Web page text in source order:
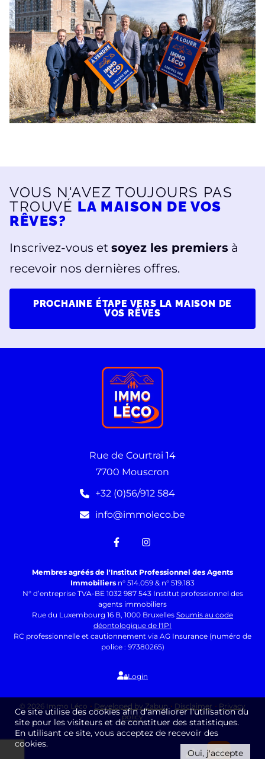
VOUS N'AVEZ TOUJOURS PAS
TROUVÉ LA MAISON DE VOS
RÊVES?
Inscrivez-vous et soyez les premiers à
recevoir nos dernières offres.
PROCHAINE ÉTAPE VERS LA MAISON DE
VOS RÊVES
Rue de Courtrai 14
7700 Mouscron
+32 (0)56/912 584
info@immoleco.be
Membres agréés de l'Institut Professionnel des Agents
Immobiliers n° 514.059 & n° 519.183
N° d’entreprise TVA-BE 1032 987 543 Institut professionnel des
agents immobiliers
Rue du Luxembourg 16 B, 1000 Bruxelles Soumis au code
déontologique de l'IPI
RC professionnelle et cautionnement via AG Insurance (numéro de
police : 97380265)
Login
© 2026 Immo Léco Developed by Zabun Disclaimer
Privacy
policy
Ce site utilise des cookies afin d'améliorer l'utilisation du
site pour les visiteurs et de constituer des statistiques.
En utilisant ce site, vous acceptez de recevoir des
cookies.
Oui, j'accepte